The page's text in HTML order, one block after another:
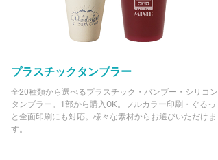
プラスチックタンブラー
全20種類から選べるプラスチック・バンブー・シリコン
タンブラー。1部から購入OK。フルカラー印刷・ぐるっ
と全面印刷にも対応。様々な素材からお選びいただけま
す。